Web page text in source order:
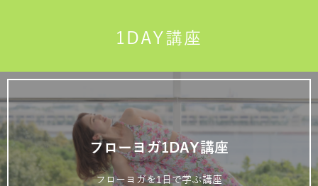
1DAY講座
フローヨガ1DAY講座
フローヨガを1日で学ぶ講座